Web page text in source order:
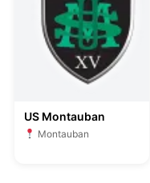
US Montauban
Montauban